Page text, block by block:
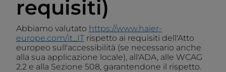
requisiti)
Abbiamo valutato https://www.haier-
europe.com/it_IT rispetto ai requisiti dell'Atto
europeo sull'accessibilità (se necessario anche
alla sua applicazione locale), all'ADA, alle WCAG
2.2 e alla Sezione 508, garantendone il rispetto.